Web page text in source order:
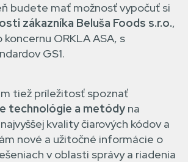
budete mať možnosť vypočuť si
zákazníka Beluša Foods s.r.o.,
ORKLA ASA, s
GS1.
tiež príležitosť spoznať
technológie a metódy na
kvality čiarových kódov a
nové a užitočné informácie o
v oblasti správy a riadenia